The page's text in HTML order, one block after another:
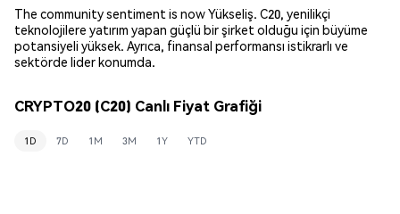
The community sentiment is now Yükseliş. C20, yenilikçi
teknolojilere yatırım yapan güçlü bir şirket olduğu için büyüme
potansiyeli yüksek. Ayrıca, finansal performansı istikrarlı ve
sektörde lider konumda.
CRYPTO20 (C20) Canlı Fiyat Grafiği
1D 7D 1M 3M 1Y YTD